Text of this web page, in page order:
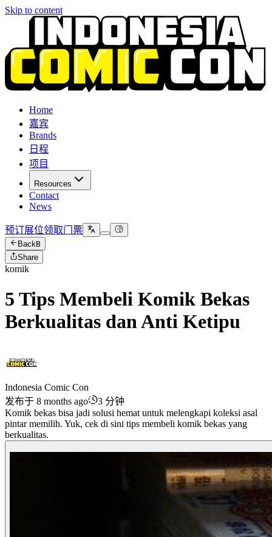
Skip to content
Home
嘉宾
Brands
日程
项目
Resources
Contact
News
预订展位领取门票
BackB
Share
komik
5 Tips Membeli Komik Bekas
Berkualitas dan Anti Ketipu
Indonesia Comic Con
发布于 8 months ago
3 分钟
Komik bekas bisa jadi solusi hemat untuk melengkapi koleksi asal
pintar memilih. Yuk, cek di sini tips membeli komik bekas yang
berkualitas.